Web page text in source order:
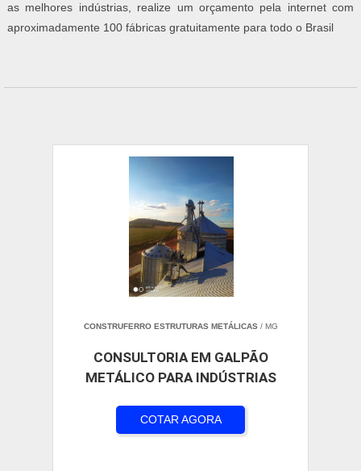
as melhores indústrias, realize um orçamento pela internet com
aproximadamente 100 fábricas gratuitamente para todo o Brasil
CONSTRUFERRO ESTRUTURAS METÁLICAS/ MG
CONSULTORIA EM GALPÃO
METÁLICO PARA INDÚSTRIAS
COTAR AGORA